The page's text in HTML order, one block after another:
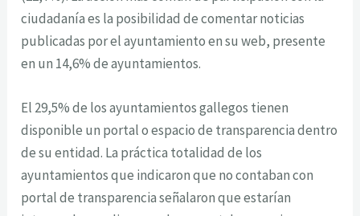
ciudadanía es la posibilidad de comentar noticias
publicadas por el ayuntamiento en su web, presente
en un 14,6% de ayuntamientos.
El 29,5% de los ayuntamientos gallegos tienen
disponible un portal o espacio de transparencia dentro
de su entidad. La práctica totalidad de los
ayuntamientos que indicaron que no contaban con
portal de transparencia señalaron que estarían